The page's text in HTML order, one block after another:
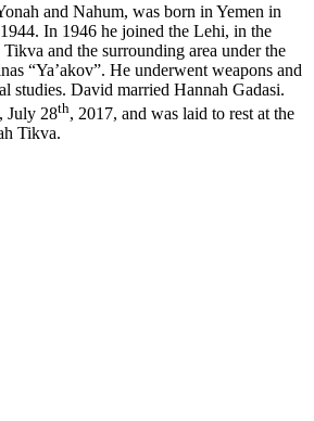
and Nahum, was born in Yemen in
In 1946 he joined the Lehi, in the
and the surrounding area under the
“Ya’akov”. He underwent weapons and
studies. David married Hannah Gadasi.
July 28th, 2017, and was laid to rest at the
Tikva.